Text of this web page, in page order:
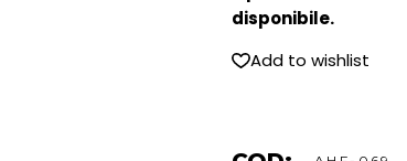
disponibile.
Add to wishlist